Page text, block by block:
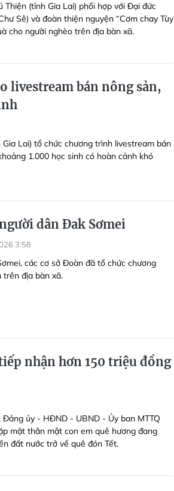
Thiện (tỉnh Gia Lai) phối hợp với Đại đức
Sê) và đoàn thiện nguyện “Cơm chay Tùy
cho người nghèo trên địa bàn xã.
livestream bán nông sản,
Lai) tổ chức chương trình livestream bán
1.000 học sinh có hoàn cảnh khó
dân Đak Sơmei
3:58
các cơ sở Đoàn đã tổ chức chương
trên địa bàn xã.
nhận hơn 150 triệu đồng
Đảng ủy - HĐND - UBND - Ủy ban MTTQ
mặt thân mật con em quê hương đang
đất nước trở về quê đón Tết.